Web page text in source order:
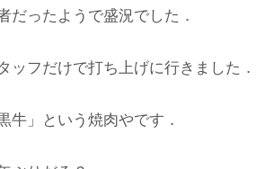
だったようで盛況でした．
ッフだけで打ち上げに行きました．
牛」という焼肉やです．